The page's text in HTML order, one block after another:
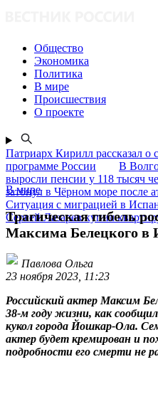
Общество
Экономика
Политика
В мире
Происшествия
О проекте
Патриарх Кирилл рассказал о
программе России
В
выросли пенсии у 118 тысяч
затонул в Чёрном море после
Ситуация с миграцией в
Сергей Лазарев купил
В мире
Трагическая гибель
Максима Белецкого в
Павлова Ольга
23 ноября 2023, 11:23
Российский актер Максим
38-м году жизни, как
кукол города Йошкар-Ола.
актер будет кремирован и
подробности его смерти не